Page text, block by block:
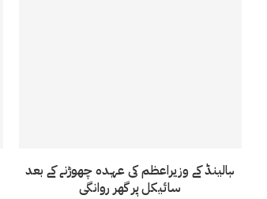
ہالینڈ کے وزیراعظم کی عہدہ چھوڑنے کے بعد
سائیکل پر گھر روانگی